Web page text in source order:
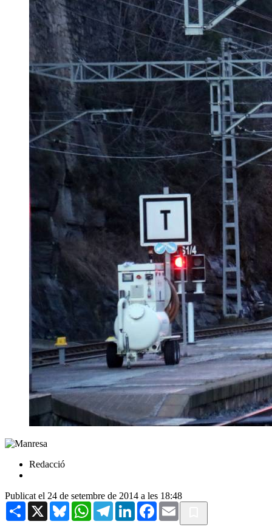
Redacció
Publicat el 24 de setembre de 2014 a les 18:48
Share X BlueskyWhatsAppTelegramLinkedInFacebook
Email